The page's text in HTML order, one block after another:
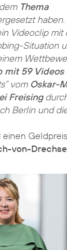
Thema
haben.
Videoclip mit
Situation
mit 59 Videos
vom Oskar-
Freising
Berlin und
von-